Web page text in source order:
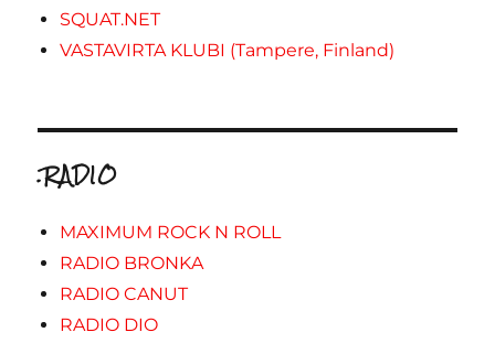
SQUAT.NET
VASTAVIRTA KLUBI (Tampere, Finland)
.RADIO
MAXIMUM ROCK N ROLL
RADIO BRONKA
RADIO CANUT
RADIO DIO